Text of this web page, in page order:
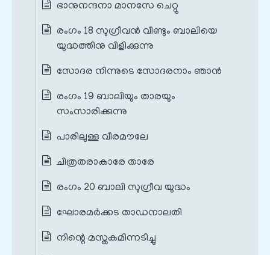
ഭാനുനന്ദനാ മാനസേ ചെറ്റു
രംഗം 18 സുഗ്രീവൻ വീണ്ടും ബാലിയെ
യുദ്ധത്തിനു വിളിക്കുന്നു
സോദര നിന്നുടെ സോദരനാം ഞാൻ
രംഗം 19 ബാലിയും താരയും
സംസാരിക്കുന്നു
പാരിലുള്ള വീരമൗലേ
ചിത്രതരാകാരേ താരേ
രംഗം 20 ബാലി സുഗ്രീവ യുദ്ധം
ഘോരമർക്കട താഡനാലതി
നിന്റെ മസ്തകമിന്നടിച്ചു